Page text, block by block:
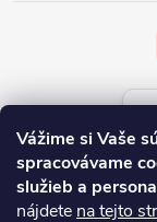
Vážime si Vaše
spracovávame
služieb a
nájdete na tejto